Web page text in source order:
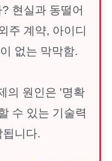
현실과 동떨어
주 계약, 아이디
없는 막막함.
의 원인은 '명확
수 있는 기술력
니다.